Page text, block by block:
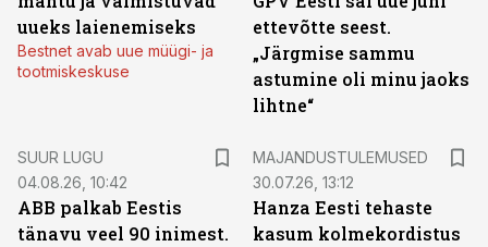
uueks laienemiseks
Bestnet avab uue müügi- ja
tootmiskeskuse
ettevõtte seest.
„Järgmise sammu
astumine oli minu jaoks
lihtne“
SUUR LUGU
04.08.26, 10:42
ABB palkab Eestis
tänavu veel 90 inimest.
MAJANDUSTULEMUSED
30.07.26, 13:12
Hanza Eesti tehaste
kasum kolmekordistus